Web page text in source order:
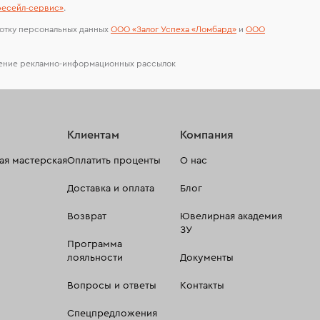
сервиc».
персональных данных ООО «Залог Успеха «Ломбард» и ООО
рекламно-информационных рассылок
мастерская
Клиентам
Оплатить проценты
Доставка и оплата
Возврат
Программа
лояльности
Вопросы и ответы
Спецпредложения
Компания
О нас
Блог
Ювелирная академия
ЗУ
Документы
Контакты